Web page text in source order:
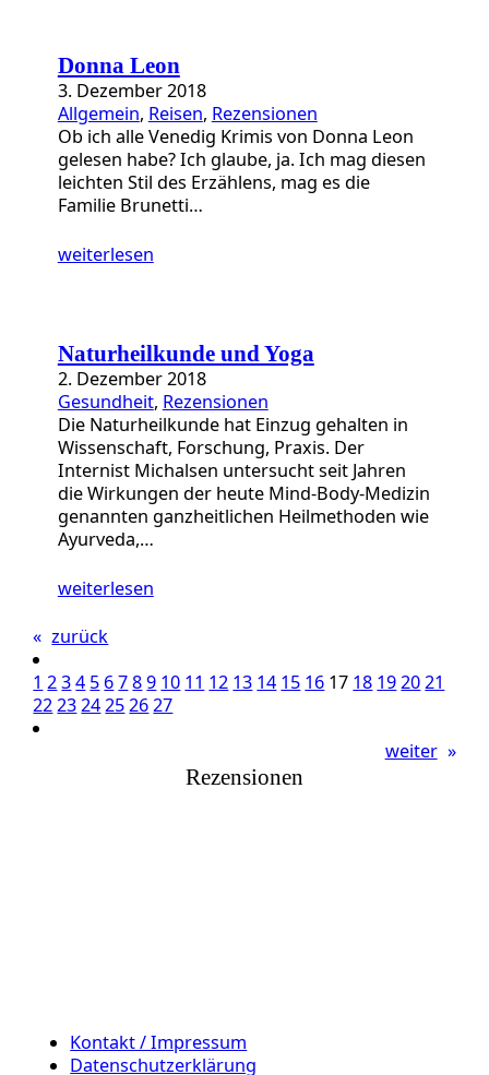
Donna Leon
3. Dezember 2018
Allgemein, Reisen, Rezensionen
Ob ich alle Venedig Krimis von Donna Leon
gelesen habe? Ich glaube, ja. Ich mag diesen
leichten Stil des Erzählens, mag es die
Familie Brunetti…
weiterlesen
Naturheilkunde und Yoga
2. Dezember 2018
Gesundheit, Rezensionen
Die Naturheilkunde hat Einzug gehalten in
Wissenschaft, Forschung, Praxis. Der
Internist Michalsen untersucht seit Jahren
die Wirkungen der heute Mind-Body-Medizin
genannten ganzheitlichen Heilmethoden wie
Ayurveda,…
weiterlesen
« zurück
1 234 5 6789 10 11 12 13 14 15 16 17 18 192021
222324252627
weiter »
Rezensionen
Kontakt / Impressum
Datenschutzerklärung